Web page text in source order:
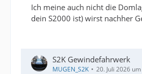
Ich meine auch nicht die
dein S2000 ist) wirst nachher
S2K Gewindefahrwerk
MUGEN_S2K 20. Juli 2026